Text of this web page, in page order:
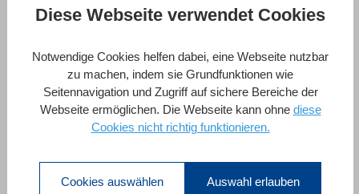
sind)
Lehrplan
2 Abschnitte 12 Lektionen 1 StundeAlle Abschnitte Erweitern
In diesem ersten Abschnitt werden wir einen
Studienkontext einrichten, der uns später
Diese Webseite verwendet Cookies
Notwendige Cookies helfen dabei, eine Webseite nutzbar
zu machen, indem sie Grundfunktionen wie
Seitennavigation und Zugriff auf sichere Bereiche der
Webseite ermöglichen. Die Webseite kann ohne diese
Cookies nicht richtig funktionieren.
Cookies auswählen Auswahl erlauben